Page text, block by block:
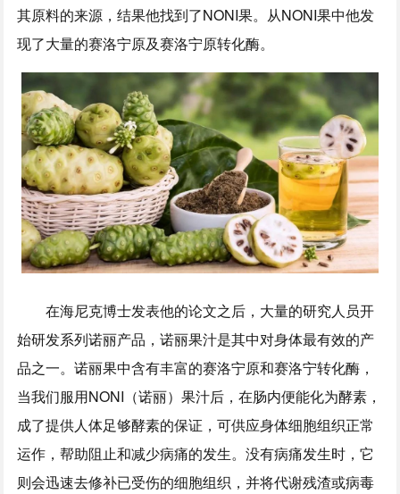
其原料的来源，结果他找到了NONI果。从NONI果中他发
现了大量的赛洛宁原及赛洛宁原转化酶。
在海尼克博士发表他的论文之后，大量的研究人员开
始研发系列诺丽产品，诺丽果汁是其中对身体最有效的产
品之一。诺丽果中含有丰富的赛洛宁原和赛洛宁转化酶，
当我们服用NONI（诺丽）果汁后，在肠内便能化为酵素，
成了提供人体足够酵素的保证，可供应身体细胞组织正常
运作，帮助阻止和减少病痛的发生。没有病痛发生时，它
则会迅速去修补已受伤的细胞组织，并将代谢残渣或病毒